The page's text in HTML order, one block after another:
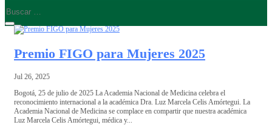
Premio FIGO para Mujeres 2025
Jul 26, 2025
Bogotá, 25 de julio de 2025 La Academia Nacional de Medicina celebra el
reconocimiento internacional a la académica Dra. Luz Marcela Celis Amórtegui. La
Academia Nacional de Medicina se complace en compartir que nuestra académica
Luz Marcela Celis Amórtegui, médica y...